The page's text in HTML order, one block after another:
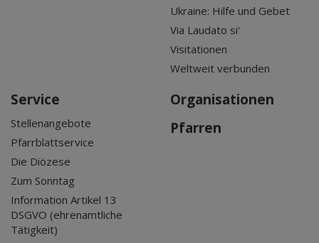
Ukraine: Hilfe und Gebet
Via Laudato si'
Visitationen
Weltweit verbunden
Service
Stellenangebote
Pfarrblattservice
Die Diözese
Zum Sonntag
Information Artikel 13
DSGVO (ehrenamtliche
Tätigkeit)
Organisationen
Pfarren